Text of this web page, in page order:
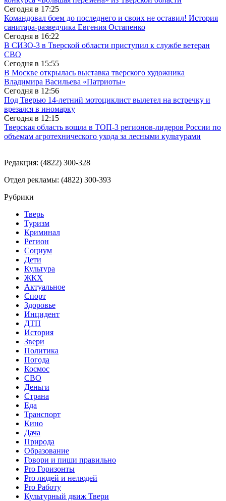
Сегодня в 17:25
Командовал боем до последнего и своих не оставил! История
санитара-разведчика Евгения Остапенко
Сегодня в 16:22
В СИЗО-3 в Тверской области приступил к службе ветеран
СВО
Сегодня в 15:55
В Москве открылась выставка тверского художника
Владимира Васильева «Патриоты»
Сегодня в 12:56
Под Тверью 14-летний мотоциклист вылетел на встречку и
врезался в иномарку
Сегодня в 12:15
Тверская область вошла в ТОП-3 регионов-лидеров России по
объемам агротехнического ухода за лесными культурами
Редакция: (4822) 300-328
Отдел рекламы: (4822) 300-393
Рубрики
Тверь
Туризм
Криминал
Регион
Социум
Дети
Культура
ЖКХ
Актуальное
Спорт
Здоровье
Инцидент
ДТП
История
Звери
Политика
Погода
Космос
СВО
Деньги
Страна
Еда
Транспорт
Кино
Дача
Природа
Образование
Говори и пиши правильно
Pro Горизонты
Pro людей и нелюдей
Pro Работу
Культурный движ Твери